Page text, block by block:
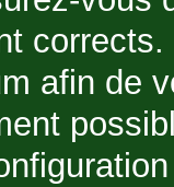
afin de